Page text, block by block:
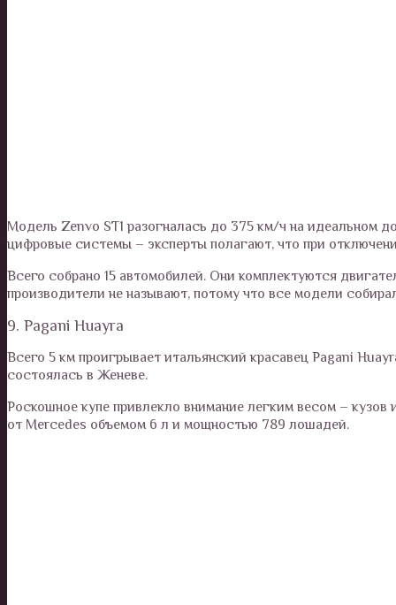
Модель Zenvo ST1 разогналась до 375 км/ч на идеальном
цифровые системы – эксперты полагают, что при
Всего собрано 15 автомобилей. Они комплектуются
производители не называют, потому что все модели
9. Pagani Huayra
Всего 5 км проигрывает итальянский красавец Pagani
состоялась в Женеве.
Роскошное купе привлекло внимание легким весом – кузов
от Mercedes объемом 6 л и мощностью 789 лошадей.